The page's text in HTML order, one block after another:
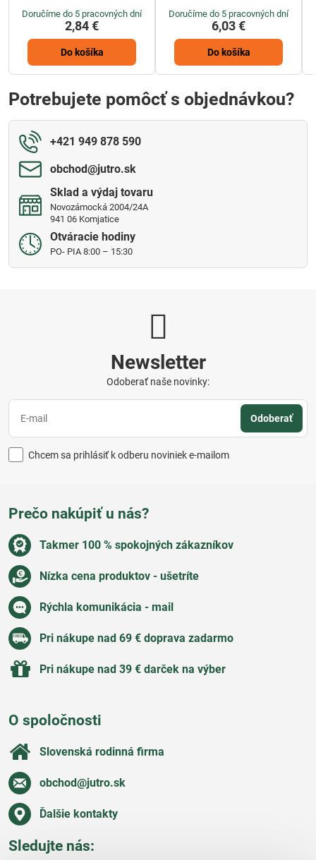
Doručíme do 5 pracovných dní
2,84 €
Do košíka
Doručíme do 5 pracovných dní
6,03 €
Do košíka
Potrebujete pomôcť s objednávkou?
+421 949 878 590
obchod​@jutro​.sk
Sklad a výdaj tovaru
Novozámocká 2004/24A
941 06 Komjatice
Otváracie hodiny
PO- PIA 8:00 – 15:30
Newsletter
Odoberať naše novinky:
Odoberať
Chcem sa prihlásiť k odberu noviniek e-mailom
Prečo nakúpiť u nás?
Takmer 100 % spokojných zákazníkov
Nízka cena produktov - ušetríte
Rýchla komunikácia - mail
Pri nákupe nad 69 € doprava zadarmo
Pri nákupe nad 39 € darček na výber
O spoločnosti
Slovenská rodinná firma
obchod​@jutro​.sk
Ďalšie kontakty
Sledujte nás: